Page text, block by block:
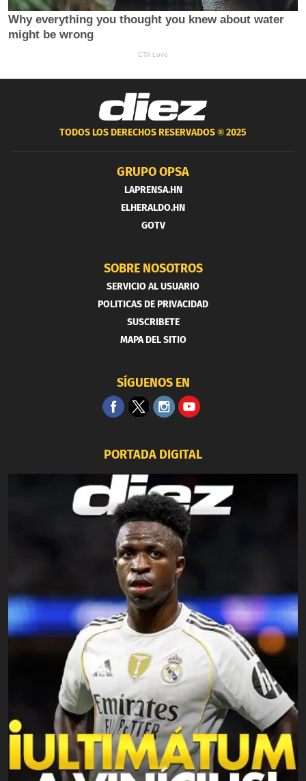
TODOS LOS DERECHOS RESERVADOS ®2025
GRUPO OPSA
LAPRENSA.HN
ELHERALDO.HN
GOTV
SOBRE NOSOTROS
SERVICIO AL USUARIO
POLITICAS DE PRIVACIDAD
SUSCRIBETE
MAPA DEL SITIO
SÍGUENOS EN
PORTADA DIGITAL